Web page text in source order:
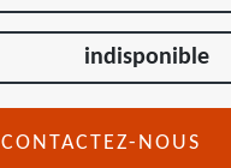
indisponible
CONTACTEZ-NOUS